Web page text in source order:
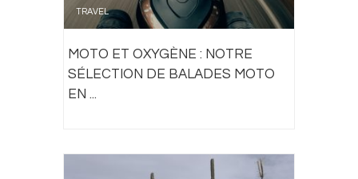
TRAVEL
MOTO ET OXYGÈNE : NOTRE
SÉLECTION DE BALADES MOTO
EN ...